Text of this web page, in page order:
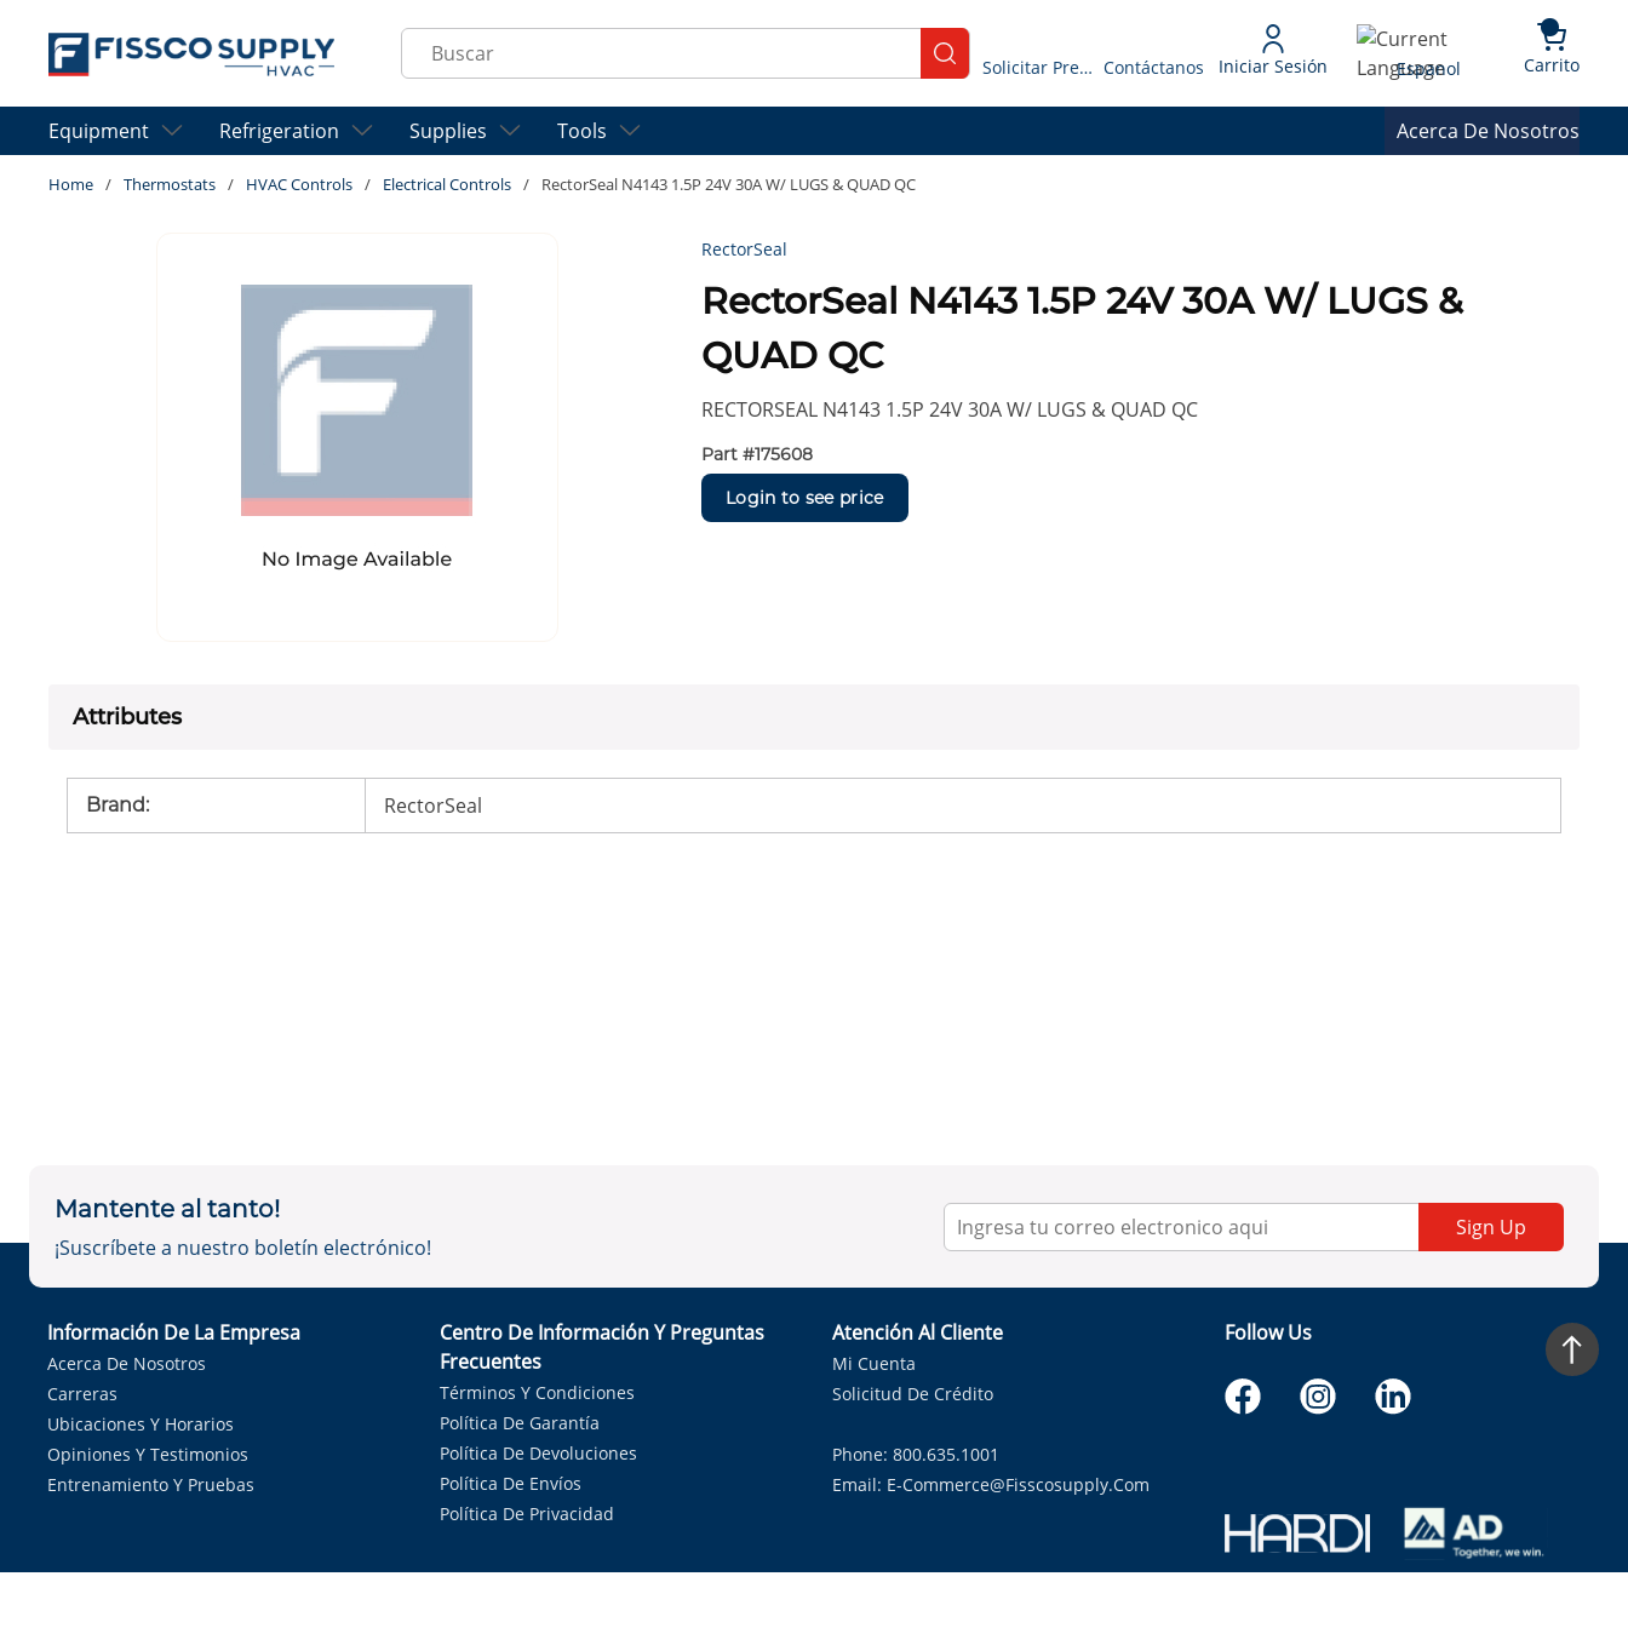
Skip to main content
Site Search
submit search
Solicitar Presupuesto Contáctanos Iniciar Sesión Language
Espanol Carrito{0}
Equipment Refrigeration Supplies Tools Acerca De Nosotros
Home / Thermostats / HVAC Controls / Electrical Controls / RectorSeal N4143 1.5P 24V 30A W/ LUGS & QUAD QC
RectorSeal
RectorSeal N4143 1.5P 24V 30A W/ LUGS &
QUAD QC
RECTORSEAL N4143 1.5P 24V 30A W/ LUGS & QUAD QC
Part #175608
Login to see price
Attributes
Brand: RectorSeal
Mantente al tanto!
¡Suscríbete a nuestro boletín electrónico!
Sign Up
Información De La Empresa
Acerca De Nosotros
Carreras
Ubicaciones Y Horarios
Opiniones Y Testimonios
Entrenamiento Y Pruebas
Centro De Información Y Preguntas
Frecuentes
Términos Y Condiciones
Política De Garantía
Política De Devoluciones
Política De Envíos
Política De Privacidad
Atención Al Cliente
Mi Cuenta
Solicitud De Crédito
Phone: 800.635.1001
Email: E-Commerce@fisscosupply.com
Follow Us